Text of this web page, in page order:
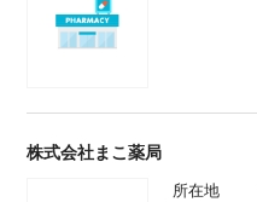
株式会社まこ薬局
所在地